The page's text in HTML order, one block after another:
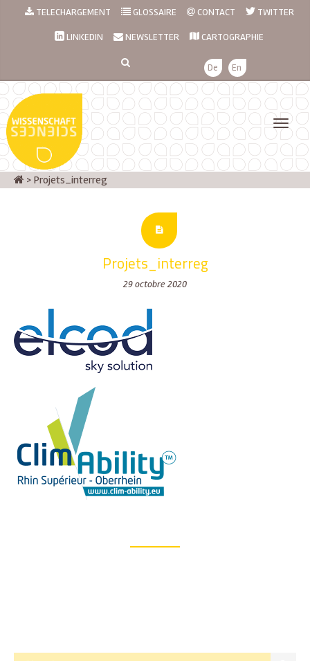
TELECHARGEMENT GLOSSAIRE CONTACT TWITTER
LINKEDIN NEWSLETTER CARTOGRAPHIE
De En
> Projets_interreg
Projets_interreg
29 octobre 2020